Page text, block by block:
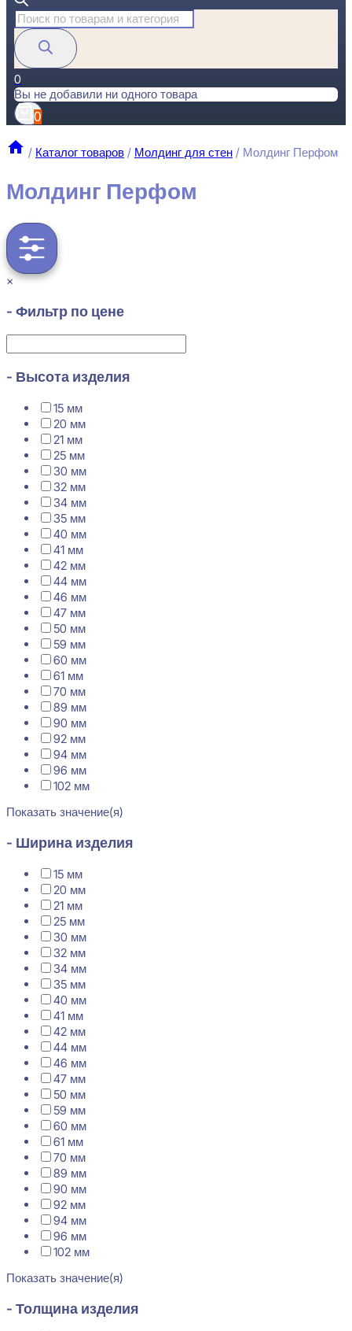
Поиск
товаров
0
Вы не добавили ни одного товара
0
/ Каталог товаров / Молдинг для стен / Молдинг Перфом
Молдинг Перфом
×
- Фильтр по цене
- Высота изделия
15 мм
20 мм
21 мм
25 мм
30 мм
32 мм
34 мм
35 мм
40 мм
41 мм
42 мм
44 мм
46 мм
47 мм
50 мм
59 мм
60 мм
61 мм
70 мм
89 мм
90 мм
92 мм
94 мм
96 мм
102 мм
Показать значение(я)
- Ширина изделия
15 мм
20 мм
21 мм
25 мм
30 мм
32 мм
34 мм
35 мм
40 мм
41 мм
42 мм
44 мм
46 мм
47 мм
50 мм
59 мм
60 мм
61 мм
70 мм
89 мм
90 мм
92 мм
94 мм
96 мм
102 мм
Показать значение(я)
- Толщина изделия